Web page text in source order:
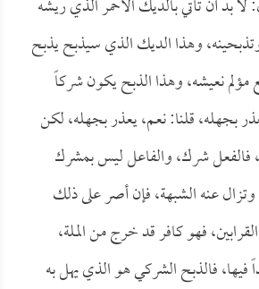
بد أن تأتي بالديك الأحمر الذي ريشه
وهذا الديك الذي سيذبح يذبح
مؤلم نعيشه، وهذا الذبح يكون شركاً
بجهله، قلنا: نعم، يعذر بجهله، لكن
فالفعل شرك، والفاعل ليس بمشرك
عنه الشبهة، فإن أصر على ذلك
فهو كافر قد خرج من الملة،
فيها، فالذبح الشركي هو الذي يهل به